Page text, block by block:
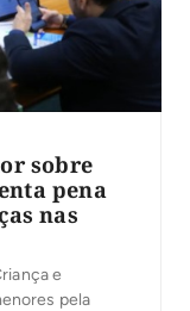
sobre
pena
nas
e
pela